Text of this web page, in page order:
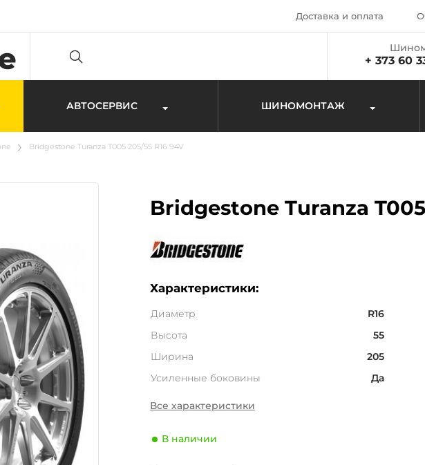
Доставка и оплата
+ 373 60
АВТОСЕРВИС ШИНОМОНТАЖ
Bridgestone Turanza T005 205/55 R16 94V
Bridgestone Turanza
Характеристики:
Диаметр
R16
Высота
55
Ширина
205
Усиленные боковины
Да
Страна
Тип транспортного
Все характеристики
В наличии